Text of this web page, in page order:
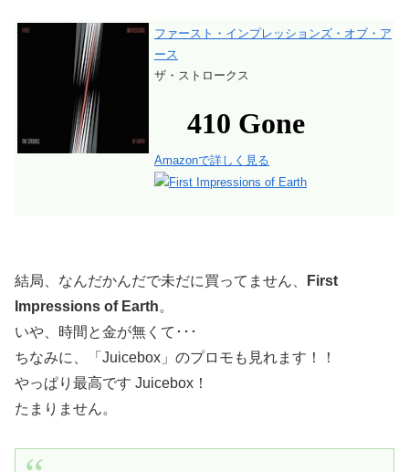
ファースト・インプレッションズ・オブ・ア
ース
ザ・ストロークス
Amazonで詳しく見る
結局、なんだかんだで未だに買ってません、
First
Impressions of Earth。
いや、時間と金が無くて･･･
ちなみに、「Juicebox」のプロモも見れます！！
やっぱり最高です Juicebox！
たまりません。